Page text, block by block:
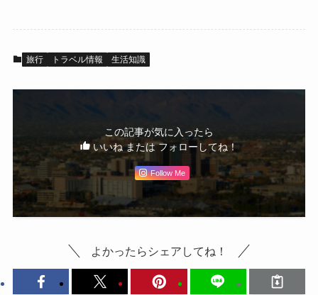
旅行 トラベル情報 生活知識
この記事が気に入ったら
いいね または フォローしてね！
Follow Me
よかったらシェアしてね！